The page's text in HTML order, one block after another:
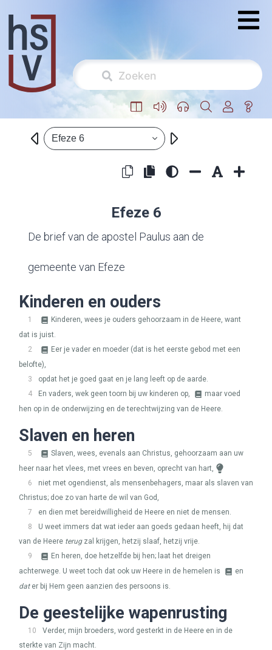
Efeze 6
Efeze 6
De brief van de apostel Paulus aan de
gemeente van Efeze
Kinderen en ouders
1
Kinderen, wees je ouders gehoorzaam in de Heere, want
dat is juist.
2
Eer je vader en moeder (dat is het eerste gebod met een
belofte),
3
opdat het je goed gaat en je lang leeft op de aarde.
4
En vaders, wek geen toorn bij uw kinderen op,
maar voed
hen op in de onderwijzing en de terechtwijzing van de Heere.
Slaven en heren
5
Slaven, wees, evenals aan Christus, gehoorzaam aan uw
heer naar het vlees, met vrees en beven, oprecht van hart,
6
niet met ogendienst, als mensenbehagers, maar als slaven van
Christus; doe zo van harte de wil van God,
7
en dien met bereidwilligheid de Heere en niet de mensen.
8
U weet immers dat wat ieder aan goeds gedaan heeft, hij dat
van de Heere terugzal krijgen, hetzij slaaf, hetzij vrije.
9
En heren, doe hetzelfde bij hen; laat het dreigen
achterwege. U weet toch dat ook uw Heere in de hemelen is
en
dater bij Hem geen aanzien des persoons is.
De geestelijke wapenrusting
10
Verder, mijn broeders, word gesterkt in de Heere en in de
sterkte van Zijn macht.